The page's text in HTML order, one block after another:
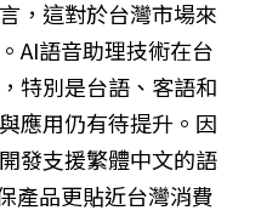
，這對於台灣市場來
AI語音助理技術在台
特別是台語、客語和
應用仍有待提升。因
發支援繁體中文的語
產品更貼近台灣消費